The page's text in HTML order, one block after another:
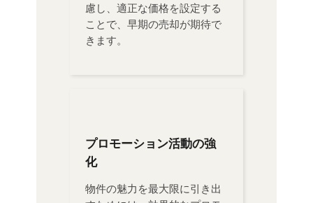
慮し、適正な価格を設定する
ことで、早期の売却が期待で
きます。
プロモーション活動の強
化
物件の魅力を最大限に引き出